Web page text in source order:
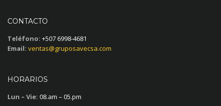
CONTACTO
Teléfono: +507 6998-4681
Email: ventas@gruposavecsa.com
HORARIOS
Lun – Vie: 08.am – 05.pm